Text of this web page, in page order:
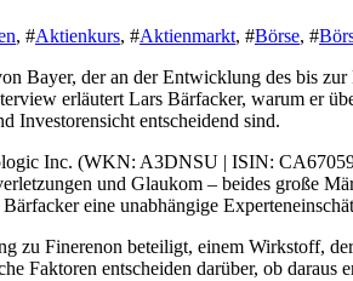
, #Aktienkurs, #Aktienmarkt, #Börse, #
Bayer, der an der Entwicklung des bis
erläutert Lars Bärfacker, warum er
Investorensicht entscheidend sind.
Inc. (WKN: A3DNSU | ISIN:
und Glaukom – beides große
eine unabhängige
zu Finerenon beteiligt, einem Wirkstoff,
Faktoren entscheiden darüber, ob